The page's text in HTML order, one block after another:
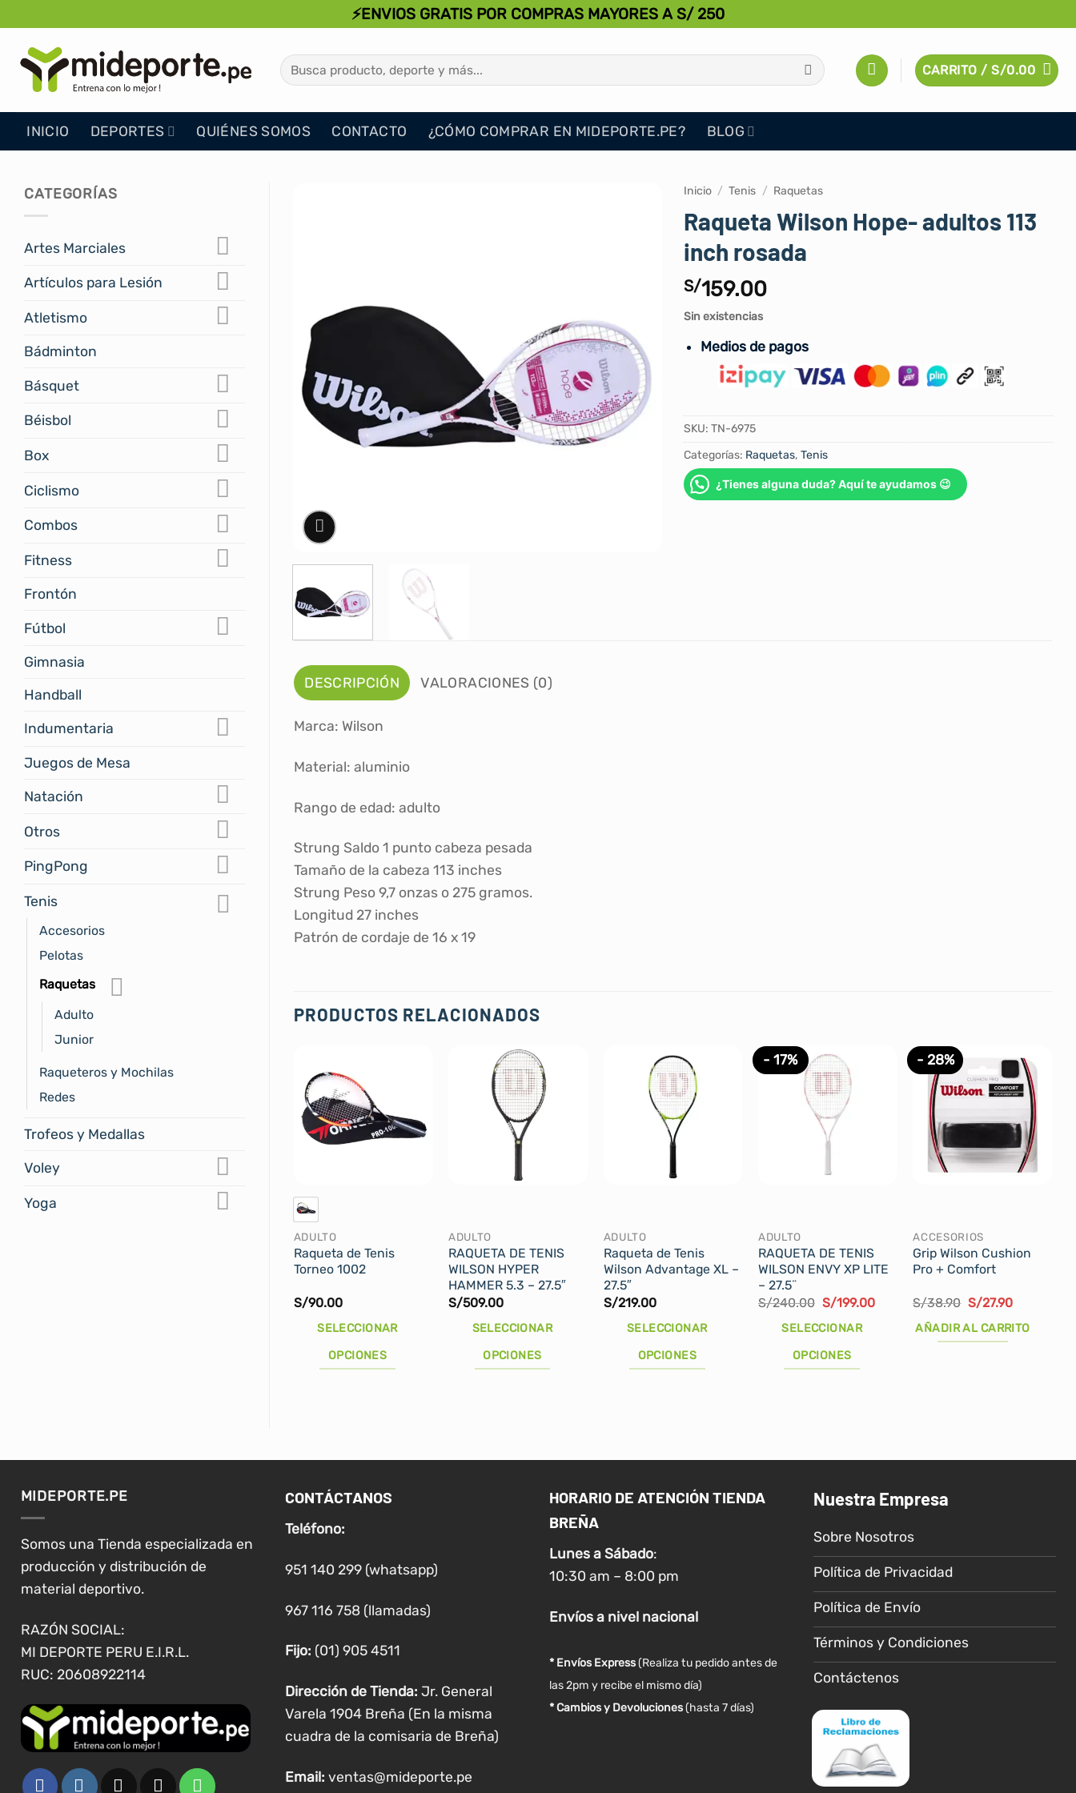
al
contenido
⚡ENVIOS GRATIS POR COMPRAS MAYORES A S/ 250
Buscar
por:
CARRITO /S/0.00
INICIO DEPORTES QUIÉNES SOMOS CONTACTO ¿CÓMO COMPRAR EN MIDEPORTE.PE? BLOG
CATEGORÍAS
Artes Marciales
Artículos para Lesión
Atletismo
Bádminton
Básquet
Béisbol
Box
Ciclismo
Combos
Fitness
Frontón
Fútbol
Gimnasia
Handball
Indumentaria
Juegos de Mesa
Natación
Otros
PingPong
Tenis
Accesorios
Pelotas
Raquetas
Adulto
Junior
Raqueteros y Mochilas
Redes
Trofeos y Medallas
Voley
Yoga
Inicio / Tenis / Raquetas
Raqueta Wilson Hope- adultos 113
inch rosada
S/159.00
Sin existencias
Medios de pagos
SKU: TN-6975
Categorías: Raquetas, Tenis
¿Tienes alguna duda? Aquí te ayudamos 😉
DESCRIPCIÓN VALORACIONES (0)
Marca: Wilson
Material: aluminio
Rango de edad: adulto
Strung Saldo 1 punto cabeza pesada
Tamaño de la cabeza 113 inches
Strung Peso 9,7 onzas o 275 gramos.
Longitud 27 inches
Patrón de cordaje de 16 x 19
PRODUCTOS RELACIONADOS
ADULTO
Raqueta de Tenis
Torneo 1002
S/90.00
SELECCIONAR
OPCIONES
variantes.
opciones
se
en
página
producto
ADULTO
RAQUETA DE TENIS
WILSON HYPER
HAMMER 5.3 – 27.5″
S/509.00
SELECCIONAR
OPCIONES
variantes.
ADULTO
Raqueta de Tenis
Wilson Advantage XL –
27.5″
S/219.00
SELECCIONAR
OPCIONES
variantes.
opciones
elegir
en
página
producto
- 17%
ADULTO
RAQUETA DE TENIS
WILSON ENVY XP LITE
– 27.5¨
S/240.00 El
precio
original
S/240.00.
S/199.00El
SELECCIONAR
OPCIONES
variantes.
opciones
producto
- 28%
ACCESORIOS
Grip Wilson Cushion
Pro + Comfort
S/38.90 El
precio
original
era:
S/27.90El
actual
AÑADIR AL CARRITO
MIDEPORTE.PE
Somos una Tienda especializada en
producción y distribución de
material deportivo.
RAZÓN SOCIAL:
MI DEPORTE PERU E.I.R.L.
RUC: 20608922114
CONTÁCTANOS
Teléfono:
951 140 299 (whatsapp)
967 116 758 (llamadas)
Fijo: (01) 905 4511
Dirección de Tienda: Jr. General
Varela 1904 Breña (En la misma
cuadra de la comisaria de Breña)
Email: ventas@mideporte.pe
HORARIO DE ATENCIÓN TIENDA
BREÑA
Lunes a Sábado:
10:30 am – 8:00 pm
Envíosa nivel nacional
* Envíos Express(Realiza tu pedido antes de
las 2pm y recibe el mismo día)
* Cambios y Devoluciones (hasta 7 días)
Nuestra Empresa
Sobre Nosotros
Política de Privacidad
Política de Envío
Términos y Condiciones
Contáctenos